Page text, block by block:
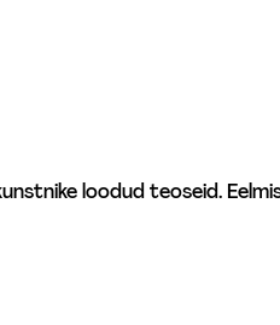
loodud teoseid.